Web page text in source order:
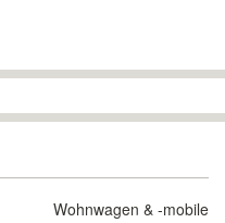
Wohnwagen & -mobile